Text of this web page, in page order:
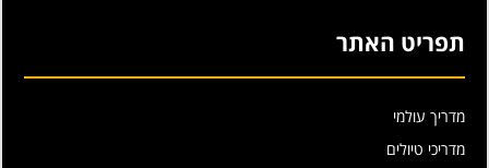
תפריט האתר
מדריך עולמי
מדריכי טיולים